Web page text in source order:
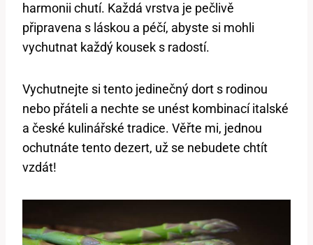
harmonii chutí. Každá ‍vrstva je pečlivě
připravena s láskou a péčí, abyste si ‌mohli
vychutnat každý ‍kousek s radostí.
Vychutnejte si tento jedinečný dort s rodinou
nebo přáteli a nechte se unést kombinací italské
a české kulinářské tradice. Věřte ​mi, jednou
ochutnáte tento dezert, už se ​nebudete chtít
vzdát!